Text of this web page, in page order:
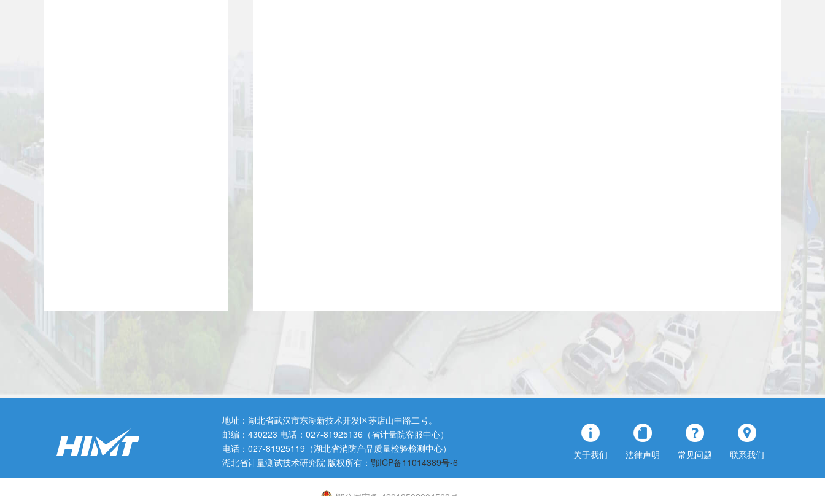
地址：湖北省武汉市东湖新技术开发区茅店山中路二号。
邮编：430223 电话：027-81925136（省计量院客服中心）
电话：027-81925119（湖北省消防产品质量检验检测中心）
湖北省计量测试技术研究院 版权所有： 鄂ICP备11014389号-6
关于我们 法律声明 常见问题 联系我们